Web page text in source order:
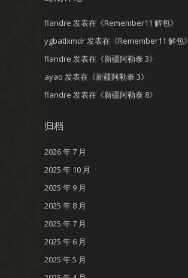
flandre 发表在《Remember11 解包》
ygbatlxmdr 发表在《Remember11 解包》
flandre 发表在《新疆阿勒泰 3》
ayao 发表在《新疆阿勒泰 3》
flandre 发表在《新疆阿勒泰 8》
归档
2026 年 7 月
2025 年 10 月
2025 年 9 月
2025 年 8 月
2025 年 7 月
2025 年 6 月
2025 年 5 月